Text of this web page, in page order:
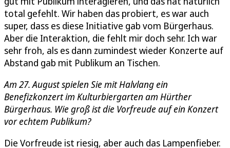
total gefehlt. Wir haben das probiert, es war auch
super, dass es diese Initiative gab vom Bürgerhaus.
Aber die Interaktion, die fehlt mir doch sehr. Ich war
sehr froh, als es dann zumindest wieder Konzerte auf
Abstand gab mit Publikum an Tischen.
Am 27. August spielen Sie mit Halvlang ein
Benefizkonzert im Kulturbiergarten am Hürther
Bürgerhaus. Wie groß ist die Vorfreude auf ein Konzert
vor echtem Publikum?
Die Vorfreude ist riesig, aber auch das Lampenfieber.